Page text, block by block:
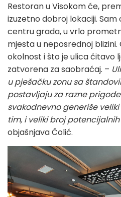
Restoran u Visokom će,
izuzetno dobroj lokaciji. Sam
centru grada, u vrlo
mjesta u neposrednoj
okolnost i što je ulica čitavo
zatvorena za saobraćaj. –
u pješačku zonu sa
postavljaju za razne
svakodnevno generiše
tim, i veliki broj potencijalnih
objašnjava Čolić.